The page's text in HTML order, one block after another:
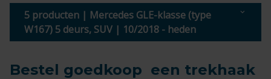
5 producten | Mercedes GLE-klasse (type
W167) 5 deurs, SUV | 10/2018 - heden
Bestel goedkoop een trekhaak